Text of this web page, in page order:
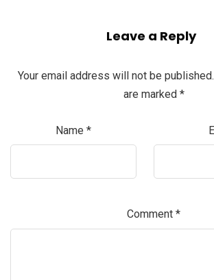
Leave a Reply
Your email address will not be published.
are marked *
Name *
Comment *